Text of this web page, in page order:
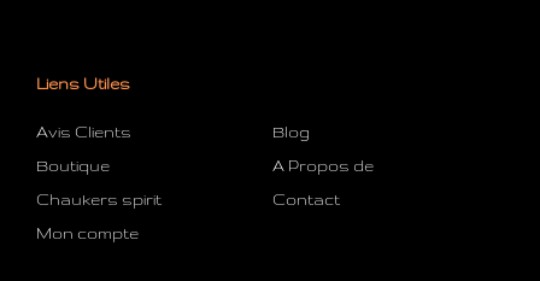
Liens Utiles
Avis Clients
Blog
Boutique
A Propos de
Chaukers spirit
Contact
Mon compte